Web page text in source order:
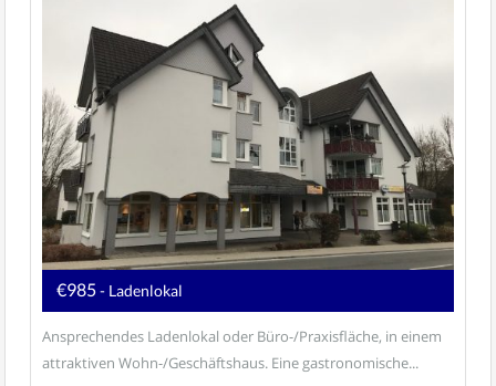
€985- Ladenlokal
Ansprechendes Ladenlokal oder Büro-/Praxisfläche, in einem
attraktiven Wohn-/Geschäftshaus. Eine gastronomische...